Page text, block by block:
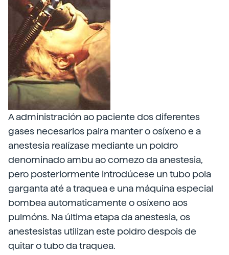
A administración ao paciente dos diferentes
gases necesarios paira manter o osíxeno e a
anestesia realízase mediante un poldro
denominado ambu ao comezo da anestesia,
pero posteriormente introdúcese un tubo pola
garganta até a traquea e una máquina especial
bombea automaticamente o osíxeno aos
pulmóns. Na última etapa da anestesia, os
anestesistas utilizan este poldro despois de
quitar o tubo da traquea.